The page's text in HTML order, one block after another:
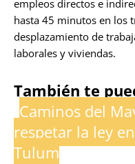
empleos directos e
hasta 45 minutos en los
desplazamiento de
laborales y viviendas.
También te
Caminos del
respetar la ley
Tulum